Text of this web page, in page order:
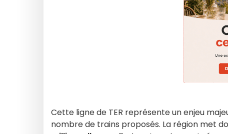
Cette ligne de TER représente un enjeu
nombre de trains proposés. La région met